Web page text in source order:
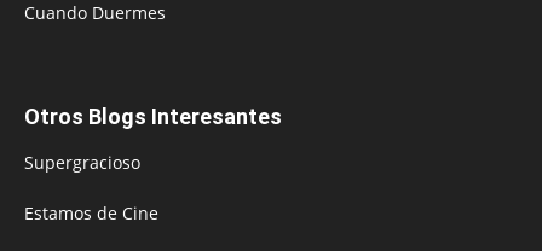
Cuando Duermes
Otros Blogs Interesantes
Supergracioso
Estamos de Cine